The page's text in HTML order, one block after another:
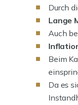
Durch
Lange
Auch
Beim
Da es